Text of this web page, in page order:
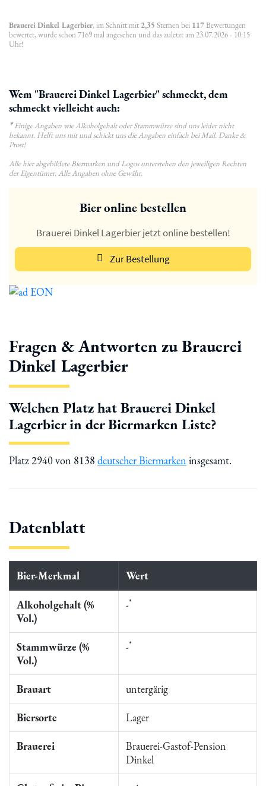
Brauerei Dinkel Lagerbier, im Schnitt mit 2,35 Sternen bei 117Bewertungen
bewertet, wurde schon 7169 mal angesehen und das zuletzt am 23.07.2026 - 10:15
Uhr!
Wem "Brauerei Dinkel Lagerbier" schmeckt, dem
schmeckt vielleicht auch:
*Einige Angaben wie Alkoholgehalt oder Stammwürze sind uns leider nicht
bekannt. Helft uns mit und schickt uns die Angaben einfach bei Mail. Danke &
Prost!
Alle hier abgebildete Biermarken und Logos unterstehen den jeweiligen Rechten
der Eigentümer. Alle Angaben ohne Gewähr.
Bier online bestellen
Brauerei Dinkel Lagerbier jetzt online bestellen!
Zur Bestellung
Fragen & Antworten zu Brauerei
Dinkel Lagerbier
Welchen Platz hat Brauerei Dinkel
Lagerbier in der Biermarken Liste?
Platz 2940 von 8138 deutscher Biermarken insgesamt.
Datenblatt
Bier-Merkmal Wert
Alkoholgehalt (%
Vol.)
-*
Stammwürze (%
Vol.)
-*
Brauart untergärig
Biersorte Lager
Brauerei
Brauerei-Gastof-Pension
Dinkel